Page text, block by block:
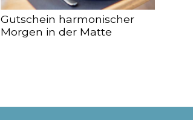
Gutschein harmonischer
Morgen in der Matte